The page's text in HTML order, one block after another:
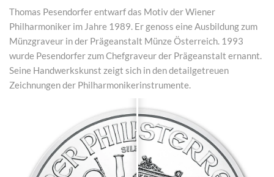
Thomas Pesendorfer entwarf das Motiv der Wiener
Philharmoniker im Jahre 1989. Er genoss eine Ausbildung zum
Münzgraveur in der Prägeanstalt Münze Österreich. 1993
wurde Pesendorfer zum Chefgraveur der Prägeanstalt ernannt.
Seine Handwerkskunst zeigt sich in den detailgetreuen
Zeichnungen der Philharmonikerinstrumente.